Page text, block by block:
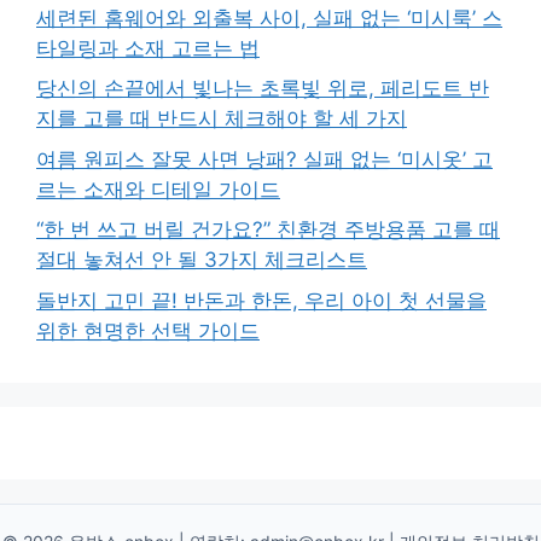
세련된 홈웨어와 외출복 사이, 실패 없는 ‘미시룩’ 스
타일링과 소재 고르는 법
당신의 손끝에서 빛나는 초록빛 위로, 페리도트 반
지를 고를 때 반드시 체크해야 할 세 가지
여름 원피스 잘못 사면 낭패? 실패 없는 ‘미시옷’ 고
르는 소재와 디테일 가이드
“한 번 쓰고 버릴 건가요?” 친환경 주방용품 고를 때
절대 놓쳐선 안 될 3가지 체크리스트
돌반지 고민 끝! 반돈과 한돈, 우리 아이 첫 선물을
위한 현명한 선택 가이드